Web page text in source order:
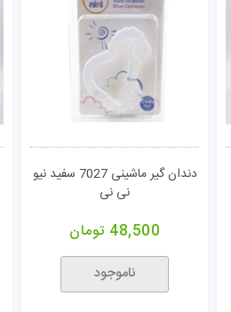
دندان گیر ماشینی 7027 سفید نیو
نی نی
48,500 تومان
ناموجود
تومان